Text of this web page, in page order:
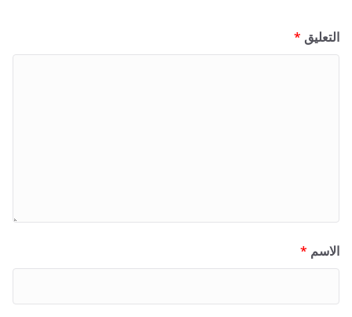
التعليق *
الاسم *